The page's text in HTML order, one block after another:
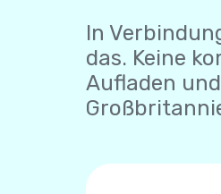
In
das. Keine
Aufladen